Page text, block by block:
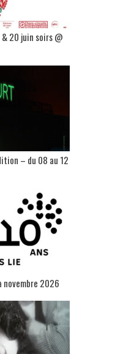
20 juin soirs @
– du 08 au 12
novembre 2026